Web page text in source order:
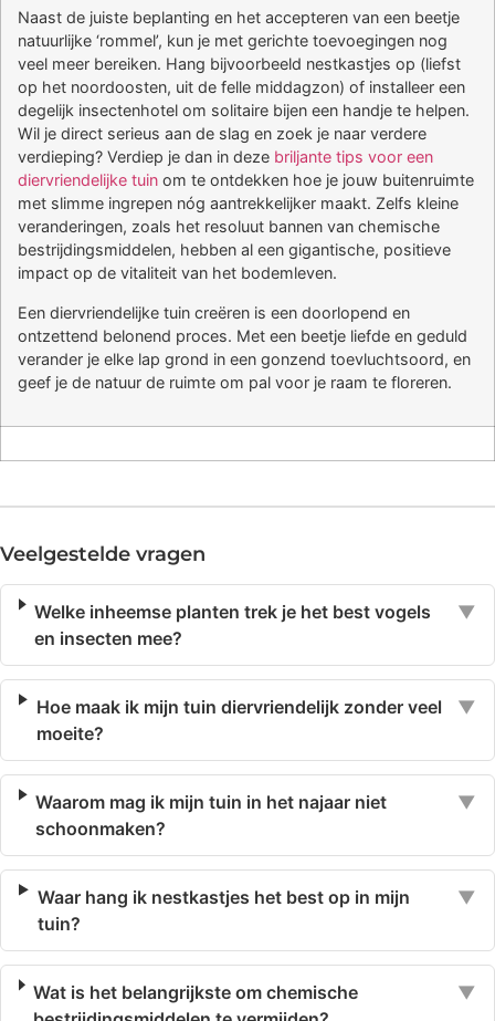
Naast de juiste beplanting en het accepteren van een beetje
natuurlijke ‘rommel’, kun je met gerichte toevoegingen nog
veel meer bereiken. Hang bijvoorbeeld nestkastjes op (liefst
op het noordoosten, uit de felle middagzon) of installeer een
degelijk insectenhotel om solitaire bijen een handje te helpen.
Wil je direct serieus aan de slag en zoek je naar verdere
verdieping? Verdiep je dan in deze briljante tips voor een
diervriendelijke tuin om te ontdekken hoe je jouw buitenruimte
met slimme ingrepen nóg aantrekkelijker maakt. Zelfs kleine
veranderingen, zoals het resoluut bannen van chemische
bestrijdingsmiddelen, hebben al een gigantische, positieve
impact op de vitaliteit van het bodemleven.
Een diervriendelijke tuin creëren is een doorlopend en
ontzettend belonend proces. Met een beetje liefde en geduld
verander je elke lap grond in een gonzend toevluchtsoord, en
geef je de natuur de ruimte om pal voor je raam te floreren.
Veelgestelde vragen
Welke inheemse planten trek je het best vogels
en insecten mee?
▼
Hoe maak ik mijn tuin diervriendelijk zonder veel
moeite?
▼
Waarom mag ik mijn tuin in het najaar niet
schoonmaken?
▼
Waar hang ik nestkastjes het best op in mijn
tuin?
▼
Wat is het belangrijkste om chemische
▼